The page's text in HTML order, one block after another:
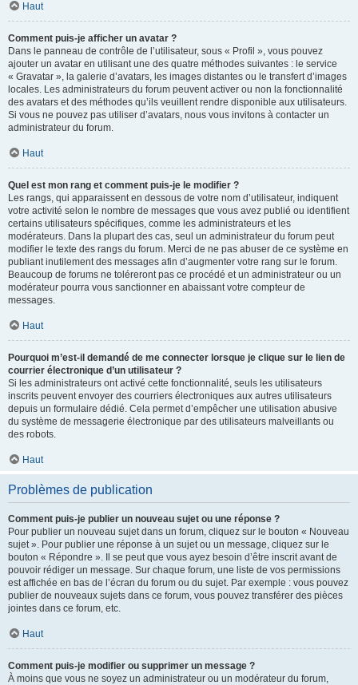
Haut
Comment puis-je afficher un avatar ?
Dans le panneau de contrôle de l’utilisateur, sous « Profil », vous pouvez
ajouter un avatar en utilisant une des quatre méthodes suivantes : le service
« Gravatar », la galerie d’avatars, les images distantes ou le transfert d’images
locales. Les administrateurs du forum peuvent activer ou non la fonctionnalité
des avatars et des méthodes qu’ils veuillent rendre disponible aux utilisateurs.
Si vous ne pouvez pas utiliser d’avatars, nous vous invitons à contacter un
administrateur du forum.
Haut
Quel est mon rang et comment puis-je le modifier ?
Les rangs, qui apparaissent en dessous de votre nom d’utilisateur, indiquent
votre activité selon le nombre de messages que vous avez publié ou identifient
certains utilisateurs spécifiques, comme les administrateurs et les
modérateurs. Dans la plupart des cas, seul un administrateur du forum peut
modifier le texte des rangs du forum. Merci de ne pas abuser de ce système en
publiant inutilement des messages afin d’augmenter votre rang sur le forum.
Beaucoup de forums ne toléreront pas ce procédé et un administrateur ou un
modérateur pourra vous sanctionner en abaissant votre compteur de
messages.
Haut
Pourquoi m’est-il demandé de me connecter lorsque je clique sur le lien de
courrier électronique d’un utilisateur ?
Si les administrateurs ont activé cette fonctionnalité, seuls les utilisateurs
inscrits peuvent envoyer des courriers électroniques aux autres utilisateurs
depuis un formulaire dédié. Cela permet d’empêcher une utilisation abusive
du système de messagerie électronique par des utilisateurs malveillants ou
des robots.
Haut
Problèmes de publication
Comment puis-je publier un nouveau sujet ou une réponse ?
Pour publier un nouveau sujet dans un forum, cliquez sur le bouton « Nouveau
sujet ». Pour publier une réponse à un sujet ou un message, cliquez sur le
bouton « Répondre ». Il se peut que vous ayez besoin d’être inscrit avant de
pouvoir rédiger un message. Sur chaque forum, une liste de vos permissions
est affichée en bas de l’écran du forum ou du sujet. Par exemple : vous pouvez
publier de nouveaux sujets dans ce forum, vous pouvez transférer des pièces
jointes dans ce forum, etc.
Haut
Comment puis-je modifier ou supprimer un message ?
À moins que vous ne soyez un administrateur ou un modérateur du forum,